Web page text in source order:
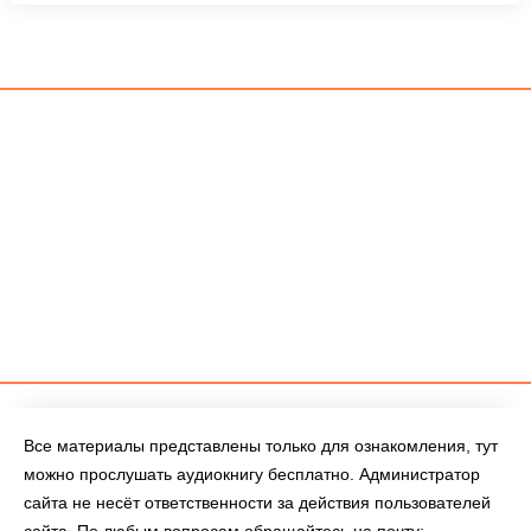
Все материалы представлены только для ознакомления, тут
можно прослушать аудиокнигу бесплатно. Администратор
сайта не несёт ответственности за действия пользователей